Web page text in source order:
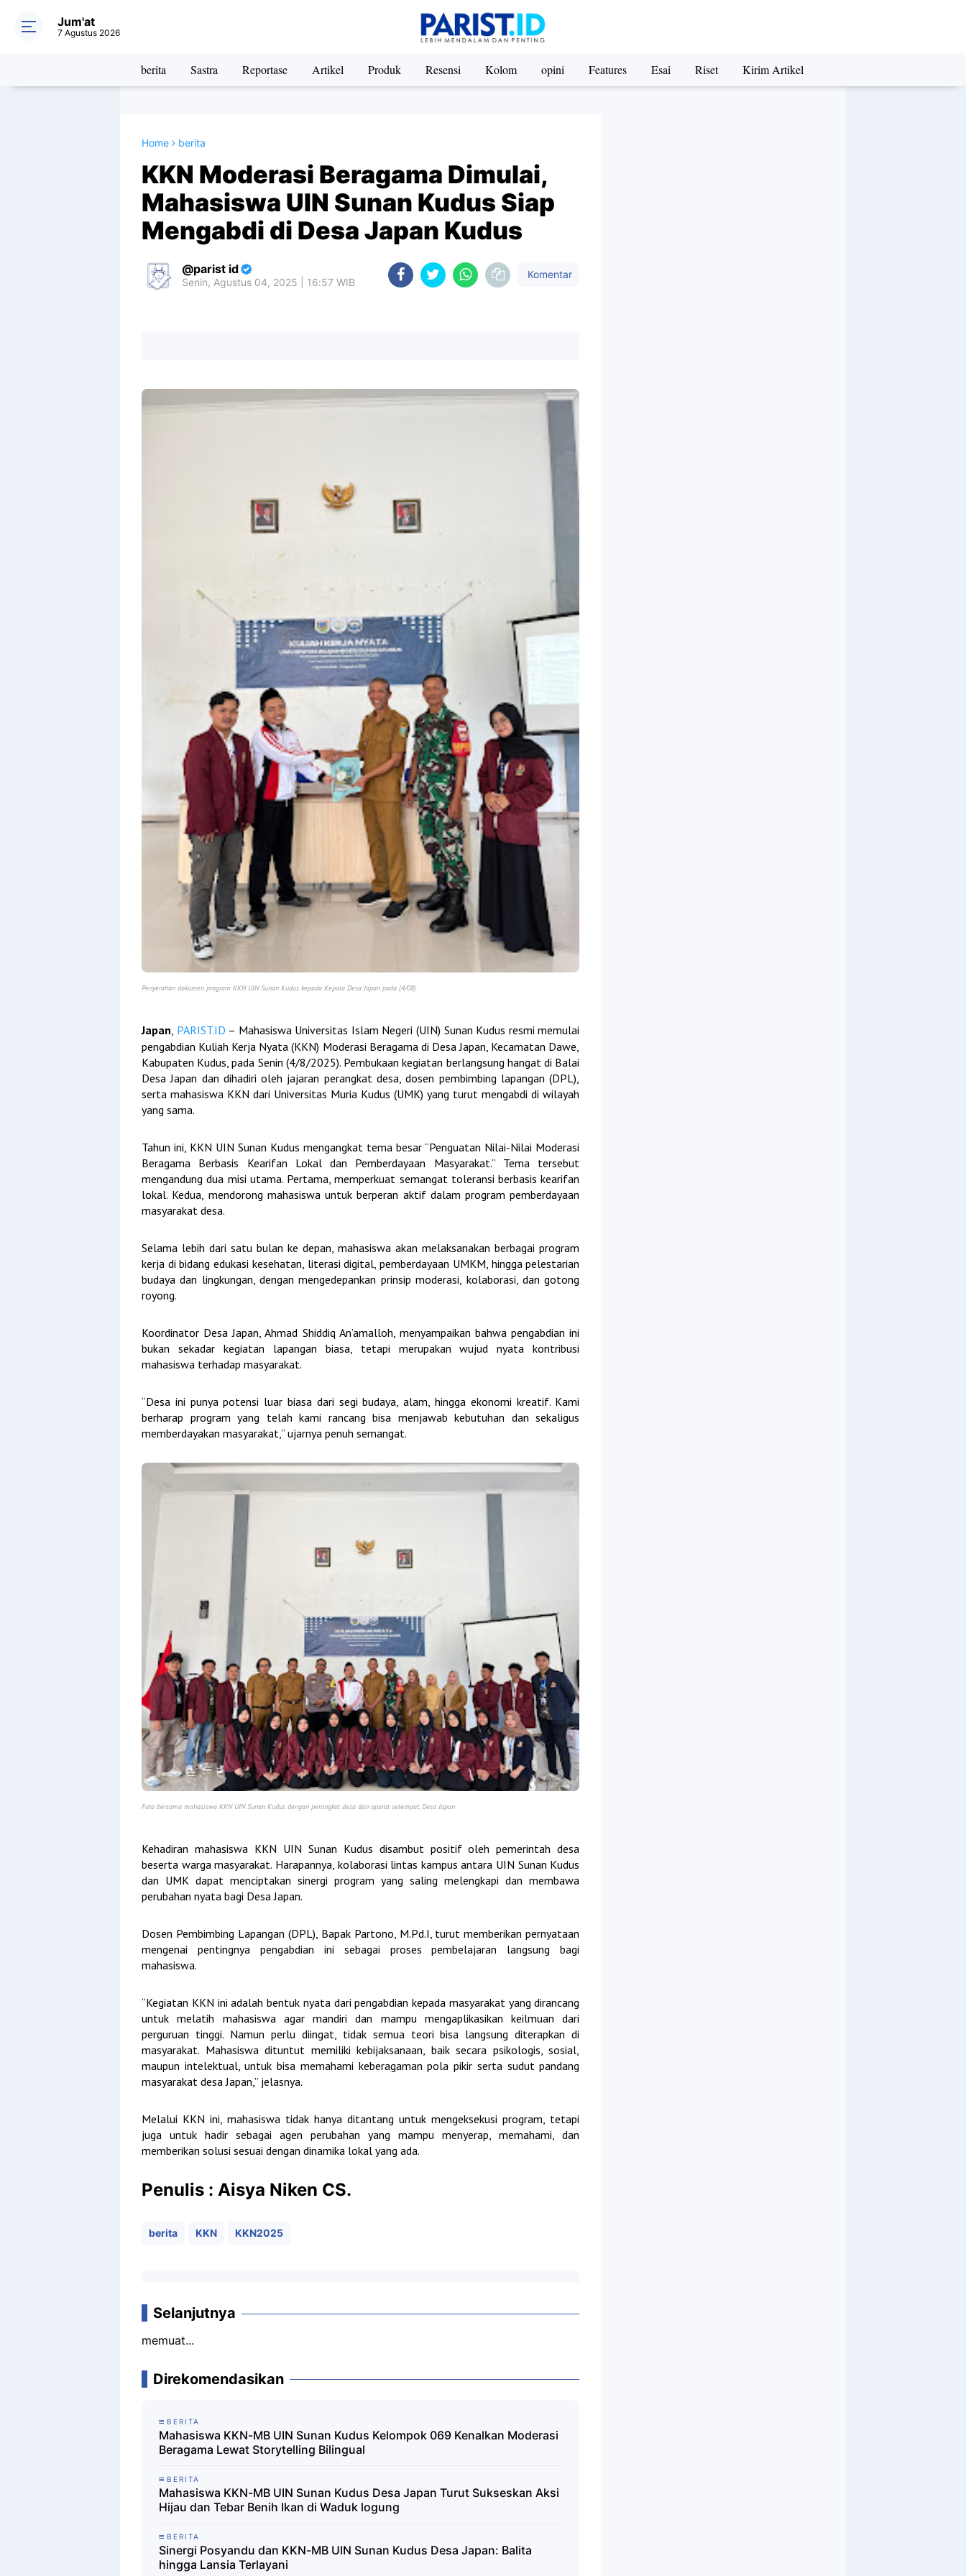
Jum'at
7 Agustus 2026
berita Sastra Reportase Artikel Produk Resensi Kolom opini Features Esai Riset Kirim Artikel
Home berita
KKN Moderasi Beragama Dimulai,
Mahasiswa UIN Sunan Kudus Siap
Mengabdi di Desa Japan Kudus
parist id
Senin, Agustus 04, 2025 | 16:57 WIB
Komentar
Penyerahan dokumen program KKN UIN Sunan Kudus kepada Kepala Desa Japan pada (4/08).
Japan, PARIST.ID – Mahasiswa Universitas Islam Negeri (UIN) Sunan Kudus resmi memulai
pengabdian Kuliah Kerja Nyata (KKN) Moderasi Beragama di Desa Japan, Kecamatan Dawe,
Kabupaten Kudus, pada Senin (4/8/2025). Pembukaan kegiatan berlangsung hangat di Balai
Desa Japan dan dihadiri oleh jajaran perangkat desa, dosen pembimbing lapangan (DPL),
serta mahasiswa KKN dari Universitas Muria Kudus (UMK) yang turut mengabdi di wilayah
yang sama.
Tahun ini, KKN UIN Sunan Kudus mengangkat tema besar “Penguatan Nilai-Nilai Moderasi
Beragama Berbasis Kearifan Lokal dan Pemberdayaan Masyarakat.” Tema tersebut
mengandung dua misi utama. Pertama, memperkuat semangat toleransi berbasis kearifan
lokal. Kedua, mendorong mahasiswa untuk berperan aktif dalam program pemberdayaan
masyarakat desa.
Selama lebih dari satu bulan ke depan, mahasiswa akan melaksanakan berbagai program
kerja di bidang edukasi kesehatan, literasi digital, pemberdayaan UMKM, hingga pelestarian
budaya dan lingkungan, dengan mengedepankan prinsip moderasi, kolaborasi, dan gotong
royong.
Koordinator Desa Japan, Ahmad Shiddiq An’amalloh, menyampaikan bahwa pengabdian ini
bukan sekadar kegiatan lapangan biasa, tetapi merupakan wujud nyata kontribusi
mahasiswa terhadap masyarakat.
“Desa ini punya potensi luar biasa dari segi budaya, alam, hingga ekonomi kreatif. Kami
berharap program yang telah kami rancang bisa menjawab kebutuhan dan sekaligus
memberdayakan masyarakat,” ujarnya penuh semangat.
Foto bersama mahasiswa KKN UIN Sunan Kudus dengan perangkat desa dan aparat setempat, Desa Japan
Kehadiran mahasiswa KKN UIN Sunan Kudus disambut positif oleh pemerintah desa
beserta warga masyarakat. Harapannya, kolaborasi lintas kampus antara UIN Sunan Kudus
dan UMK dapat menciptakan sinergi program yang saling melengkapi dan membawa
perubahan nyata bagi Desa Japan.
Dosen Pembimbing Lapangan (DPL), Bapak Partono, M.Pd.I, turut memberikan pernyataan
mengenai pentingnya pengabdian ini sebagai proses pembelajaran langsung bagi
mahasiswa.
“Kegiatan KKN ini adalah bentuk nyata dari pengabdian kepada masyarakat yang dirancang
untuk melatih mahasiswa agar mandiri dan mampu mengaplikasikan keilmuan dari
perguruan tinggi. Namun perlu diingat, tidak semua teori bisa langsung diterapkan di
masyarakat. Mahasiswa dituntut memiliki kebijaksanaan, baik secara psikologis, sosial,
maupun intelektual, untuk bisa memahami keberagaman pola pikir serta sudut pandang
masyarakat desa Japan,” jelasnya.
Melalui KKN ini, mahasiswa tidak hanya ditantang untuk mengeksekusi program, tetapi
juga untuk hadir sebagai agen perubahan yang mampu menyerap, memahami, dan
memberikan solusi sesuai dengan dinamika lokal yang ada.
Penulis : Aisya Niken CS.
berita KKN KKN2025
Selanjutnya
memuat...
Direkomendasikan
BERITA
Mahasiswa KKN-MB UIN Sunan Kudus Kelompok 069 Kenalkan Moderasi
Beragama Lewat Storytelling Bilingual
BERITA
Mahasiswa KKN-MB UIN Sunan Kudus Desa Japan Turut Sukseskan Aksi
Hijau dan Tebar Benih Ikan di Waduk logung
BERITA
Sinergi Posyandu dan KKN-MB UIN Sunan Kudus Desa Japan: Balita
hingga Lansia Terlayani